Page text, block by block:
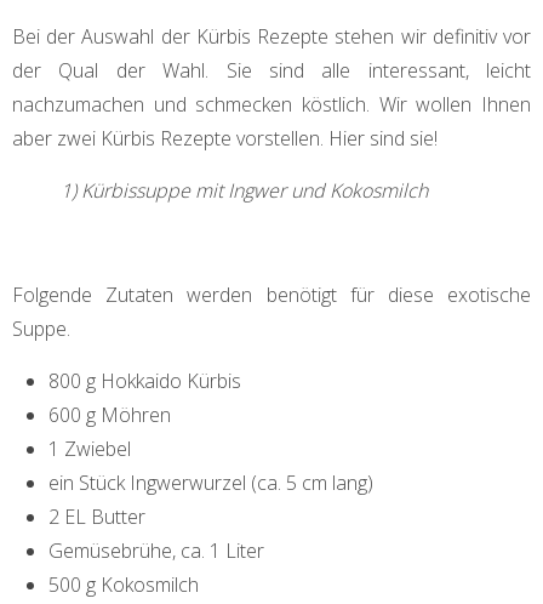
Bei der Auswahl der Kürbis Rezepte stehen wir definitiv vor
der Qual der Wahl. Sie sind alle interessant, leicht
nachzumachen und schmecken köstlich. Wir wollen Ihnen
aber zwei Kürbis Rezepte vorstellen. Hier sind sie!
1) Kürbissuppe mit Ingwer und Kokosmilch
Folgende Zutaten werden benötigt für diese exotische
Suppe.
800 g Hokkaido Kürbis
600 g Möhren
1 Zwiebel
ein Stück Ingwerwurzel (ca. 5 cm lang)
2 EL Butter
Gemüsebrühe, ca. 1 Liter
500 g Kokosmilch